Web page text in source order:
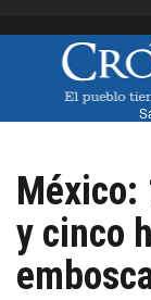
México:
y cinco